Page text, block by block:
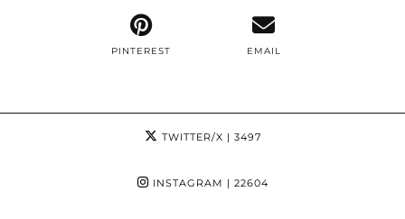
PINTEREST EMAIL
TWITTER/X | 3497
INSTAGRAM | 22604